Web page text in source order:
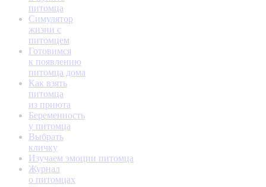
питомца
Симулятор
жизни с
питомцем
Готовимся
к появлению
питомца дома
Как взять
питомца
из приюта
Беременность
у питомца
Выбрать
кличку
Изучаем эмоции питомца
Журнал
о питомцах